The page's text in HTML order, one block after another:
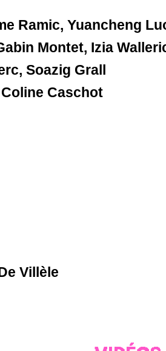
Ramic, Yuancheng
Montet, Izia
Soazig Grall
Caschot
Villèle